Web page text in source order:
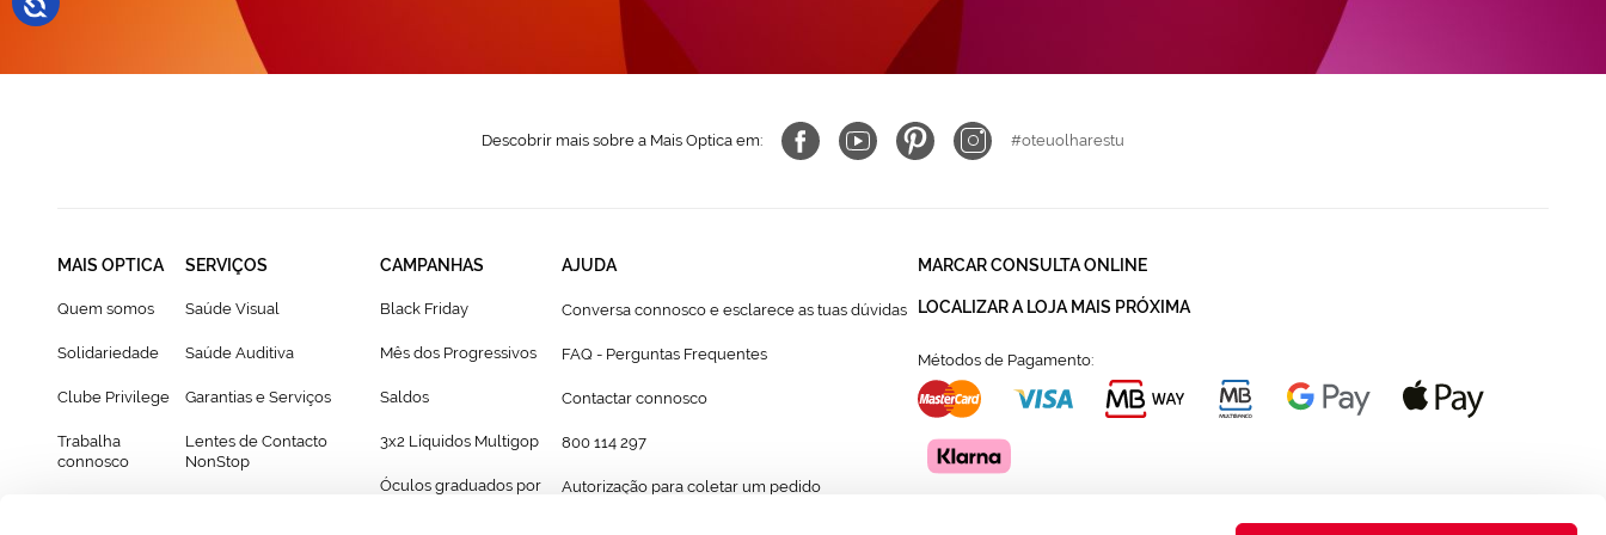
Descobrir mais sobre a Mais Optica em: #oteuolharestu
MAIS OPTICA
Quem somos
Solidariedade
Clube Privilege
Trabalha
connosco
SERVIÇOS
Saúde Visual
Saúde Auditiva
Garantias e Serviços
Lentes de Contacto
NonStop
CAMPANHAS
Black Friday
Mês dos Progressivos
Saldos
3x2 Líquidos Multigop
Óculos graduados por
AJUDA
Conversa connosco e esclarece as tuas dúvidas
FAQ - Perguntas Frequentes
Contactar connosco
800 114 297
Autorização para coletar um pedido
MARCAR CONSULTA ONLINE
LOCALIZAR A LOJA MAIS PRÓXIMA
Métodos de Pagamento: